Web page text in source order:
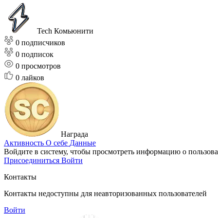
Tech Комьюнити
0 подписчиков
0 подписок
0 просмотров
0 лайков
Награда
Активность О себе Данные
Войдите в систему, чтобы просмотреть информацию о
Присоединиться Войти
Контакты
Контакты недоступны для неавторизованных пользователей
Войти